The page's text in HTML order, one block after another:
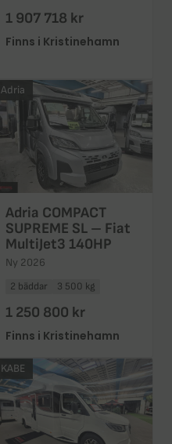
1 907 718 kr
Finns i Kristinehamn
Adria
Adria COMPACT
SUPREME SL – Fiat
MultiJet3 140HP
Ny 2026
2 bäddar 3 500 kg
1 250 800 kr
Finns i Kristinehamn
KABE